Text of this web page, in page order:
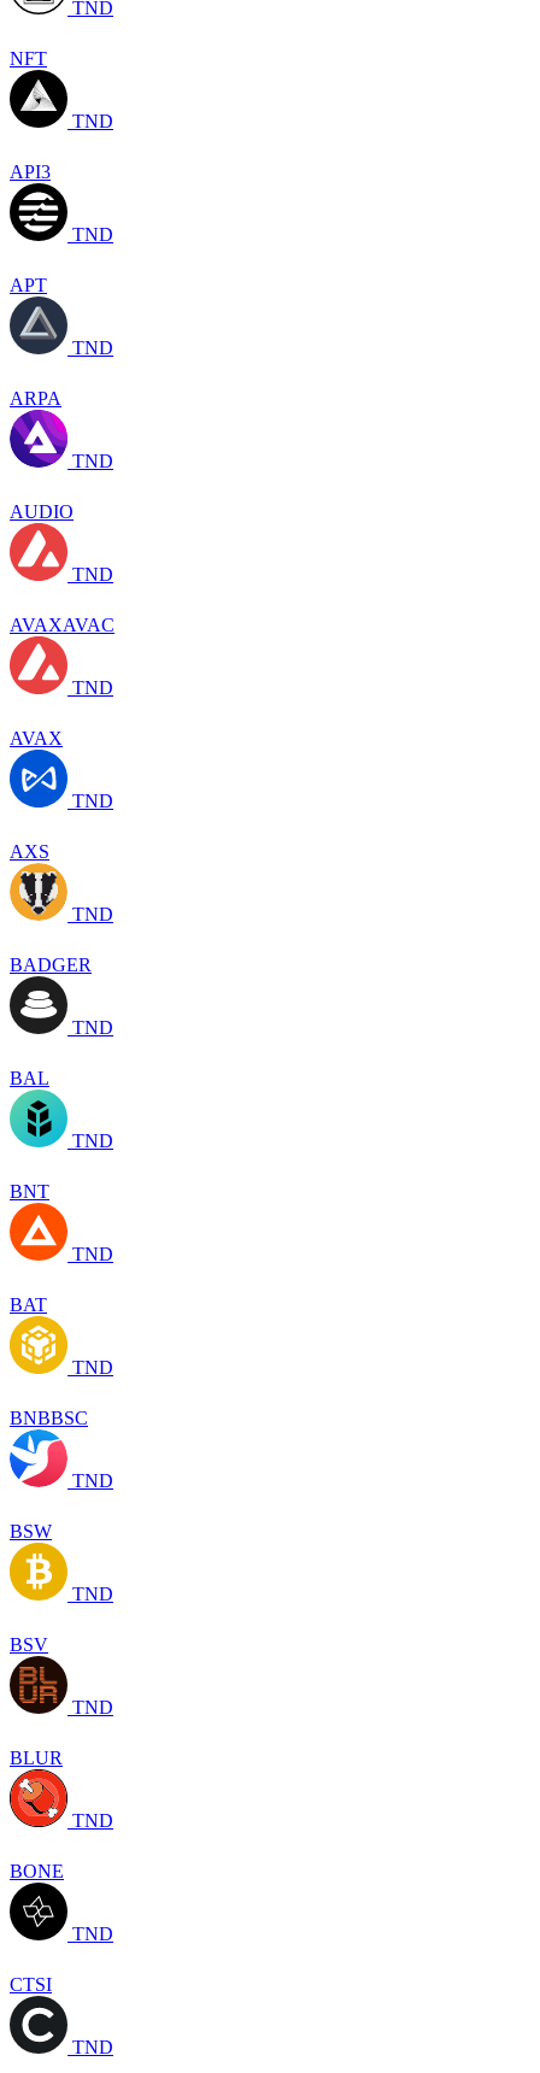
TND
NFT
TND
API3
TND
APT
TND
ARPA
TND
AUDIO
TND
AVAXAVAC
TND
AVAX
TND
AXS
TND
BADGER
TND
BAL
TND
BNT
TND
BAT
TND
BNBBSC
TND
BSW
TND
BSV
TND
BLUR
TND
BONE
TND
CTSI
TND